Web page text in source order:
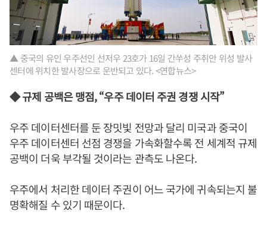
▲ 중국의 유인 우주선인 선저우 23호가 16일 간쑤성 주취안 위성 발사
센터에 위치한 발사장으로 운반되고 있다. <연합뉴스>
◆ 규제 공백은 맹점, “우주 데이터 주권 경쟁 시작”
우주 데이터센터를 둔 장밋빛 전망과 달리 미국과 중국이
우주 데이터센터 선점 경쟁을 가속화할수록 전 세계적 규제
공백이 더욱 부각될 것이라는 관측도 나온다.
우주에서 처리한 데이터 주권이 어느 국가에 귀속되는지 불
명확해질 수 있기 때문이다.